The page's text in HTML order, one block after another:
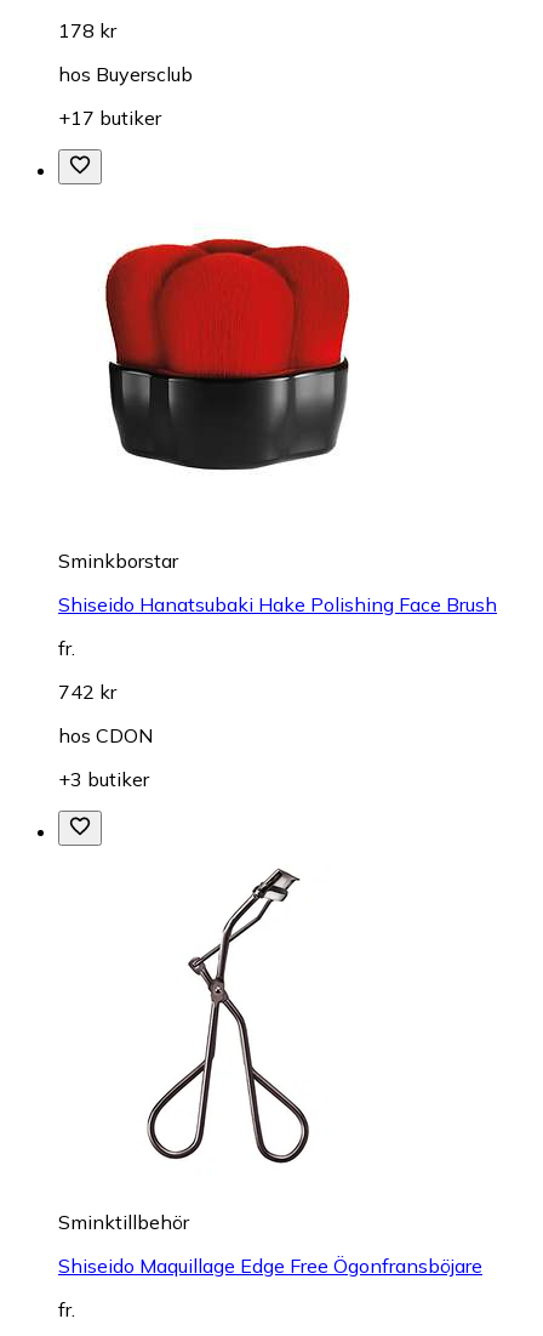
178 kr
hos Buyersclub
+17 butiker
Sminkborstar
Shiseido Hanatsubaki Hake Polishing Face Brush
fr.
742 kr
hos CDON
+3 butiker
Sminktillbehör
Shiseido Maquillage Edge Free Ögonfransböjare
fr.